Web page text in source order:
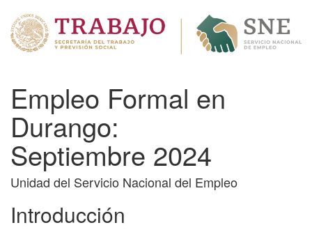
Empleo Formal en
Durango:
Septiembre 2024
Unidad del Servicio Nacional del Empleo
Introducción